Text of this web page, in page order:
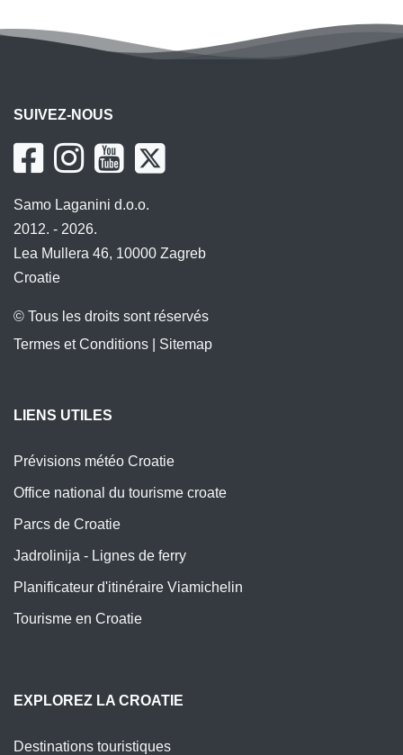
SUIVEZ-NOUS
Samo Laganini d.o.o.
2012. - 2026.
Lea Mullera 46, 10000 Zagreb
Croatie
© Tous les droits sont réservés
Termes et Conditions
Sitemap
LIENS UTILES
Prévisions météo Croatie
Office national du tourisme croate
Parcs de Croatie
Jadrolinija - Lignes de ferry
Planificateur d'itinéraire Viamichelin
Tourisme en Croatie
EXPLOREZ LA CROATIE
Destinations touristiques